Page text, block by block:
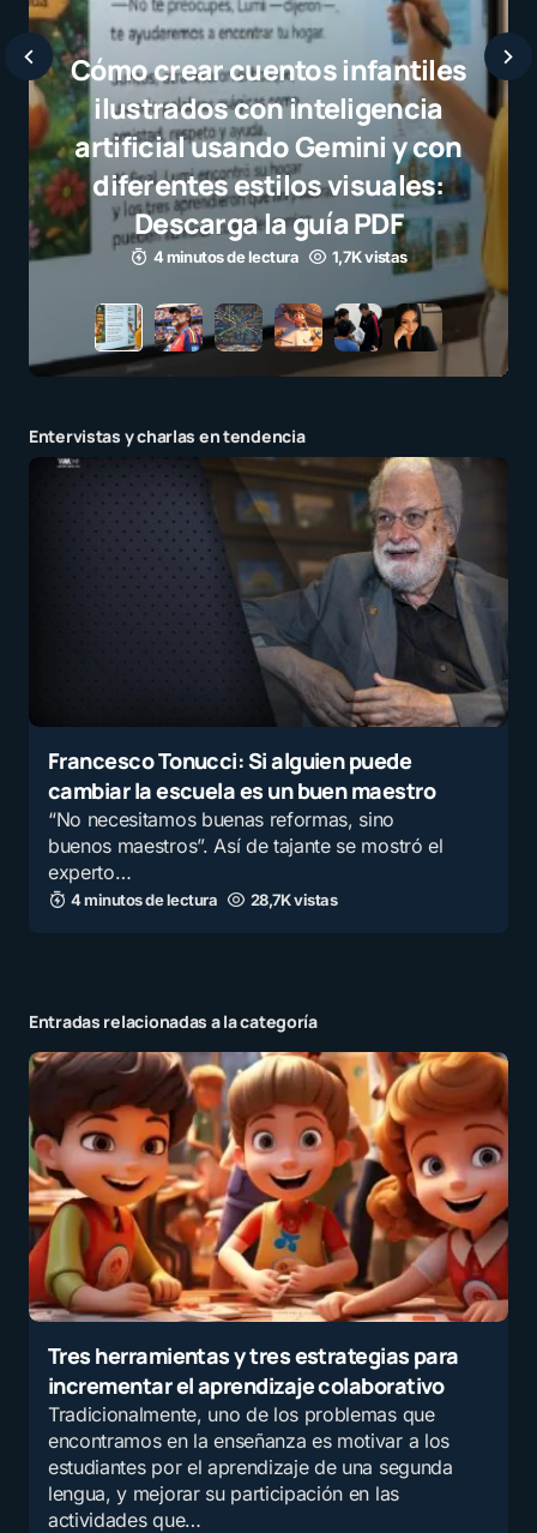
Javier Bardem elogia a la
selección campeona y destaca
el juego limpio como ejemplo
para millones de niños
3 minutos de lectura 1,1K vistas
Entervistas y charlas en tendencia
Francesco Tonucci: Si alguien puede
cambiar la escuela es un buen maestro
“No necesitamos buenas reformas, sino
buenos maestros”. Así de tajante se mostró el
experto…
4 minutos de lectura 28,7K vistas
Entradas relacionadas a la categoría
Tres herramientas y tres estrategias para
incrementar el aprendizaje colaborativo
Tradicionalmente, uno de los problemas que
encontramos en la enseñanza es motivar a los
estudiantes por el aprendizaje de una segunda
lengua, y mejorar su participación en las
actividades que…